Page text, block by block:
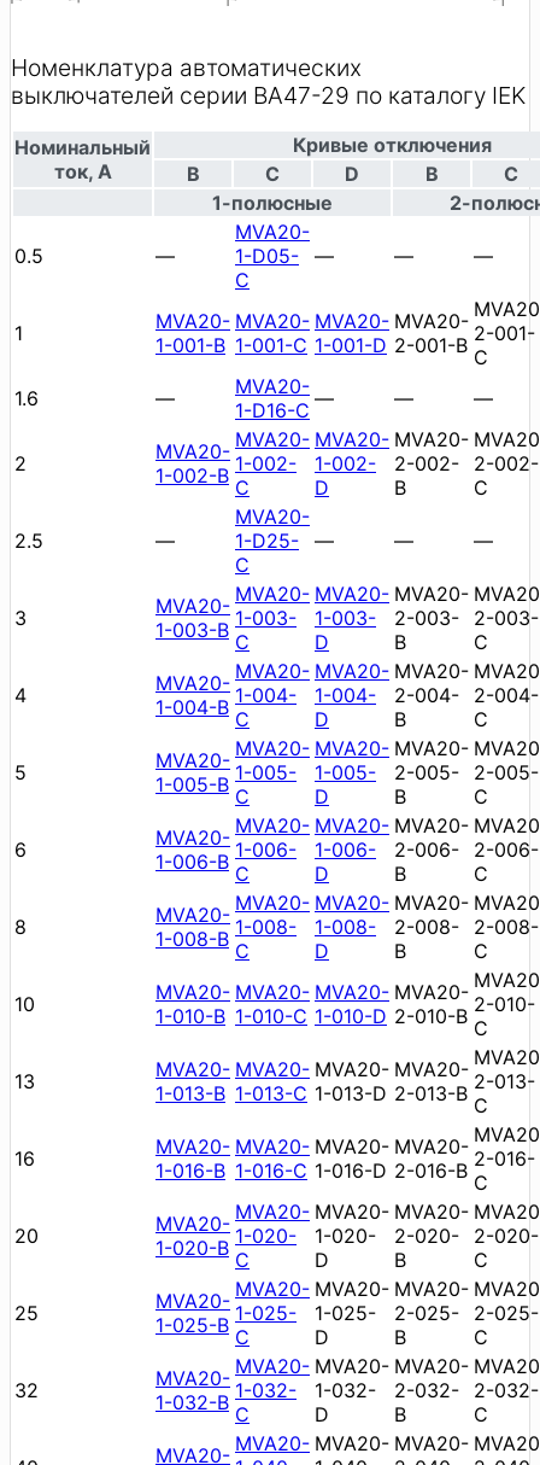
Номенклатура автоматических
выключателей серии ВА47-29 по каталогу IEK
Номинальный
ток, А
Кривые отключения
B
C D B
C
1-полюсные
2-
0.5 —
MVA20-
1-D05-
C
— — —
1
MVA20-
1-001-B
MVA20-
1-001-C
MVA20-
1-001-D
MVA20-
2-001-B 2-001-
C
1.6
—
MVA20-
1-D16-C — — —
2
MVA20-
1-002-B
MVA20-
1-002-
C
MVA20-
1-002-
D
MVA20-
2-002-
B
2-002-
C
2.5 —
MVA20-
1-D25-
C
— — —
3
MVA20-
1-003-B
MVA20-
1-003-
C
MVA20-
1-003-
D
MVA20-
2-003-
B
2-003-
C
4
MVA20-
1-004-B
MVA20-
1-004-
C
MVA20-
1-004-
D
MVA20-
2-004-
B
2-004-
C
5
MVA20-
1-005-B
MVA20-
1-005-
C
MVA20-
1-005-
D
MVA20-
2-005-
B
2-005-
C
6
MVA20-
1-006-B
MVA20-
1-006-
C
MVA20-
1-006-
D
MVA20-
2-006-
B
2-006-
C
8
MVA20-
1-008-B
MVA20-
1-008-
C
MVA20-
1-008-
D
MVA20-
2-008-
B
2-008-
C
10
MVA20-
1-010-B
MVA20-
1-010-C
MVA20-
1-010-D
MVA20-
2-010-B 2-010-
C
13
MVA20-
1-013-B
MVA20-
1-013-C
MVA20-
1-013-D
MVA20-
2-013-B 2-013-
C
16
MVA20-
1-016-B
MVA20-
1-016-C
MVA20-
1-016-D
MVA20-
2-016-B 2-016-
C
20
MVA20-
1-020-B
MVA20-
1-020-
C
MVA20-
1-020-
D
MVA20-
2-020-
B
2-020-
C
25
MVA20-
1-025-B
MVA20-
1-025-
C
MVA20-
1-025-
D
MVA20-
2-025-
B
2-025-
C
32
MVA20-
1-032-B
MVA20-
1-032-
C
MVA20-
1-032-
D
MVA20-
2-032-
B
2-032-
C
MVA20- MVA20- MVA20- MVA20-